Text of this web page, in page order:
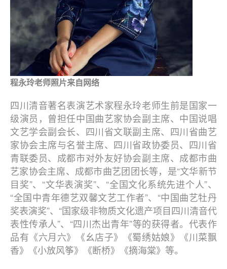
程永玲老师照片来自网络
四川清音著名表演艺术家程永玲老师生前是国家一
级演员，曾担任中国曲艺家协会副主席、中国说唱
文艺学会副会长、四川省文联副主席、四川省曲艺
家协会主席与名誉主席、四川省政协委员、四川省
青联委员、成都市对外友好协会副主席、成都市曲
艺家协会主席、成都市曲艺团团长等，是“文华新节
目奖”、“文华表演奖”、“全国文化系统先进个人”、
“全国中青年德艺双馨文艺工作者”、“中国曲艺牡丹
奖表演奖”、“国家级非物质文化遗产项目四川清音代
表性传承人”、“四川杰出青年”等的获得者。代表作
品有《六月六》《幺店子》《蜀绣姑娘》《川菜飘
香》《小放风筝》《断桥》《摘海棠》等。